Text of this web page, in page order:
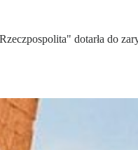
dotarła do